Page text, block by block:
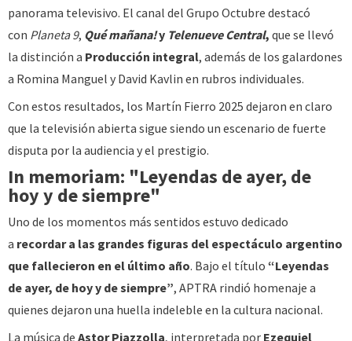
panorama televisivo. El canal del Grupo Octubre destacó
con Planeta 9, Qué mañana!y Telenueve Central, que se llevó
la distinción a Producción integral, además de los galardones
a Romina Manguel y David Kavlin en rubros individuales.
Con estos resultados, los Martín Fierro 2025 dejaron en claro
que la televisión abierta sigue siendo un escenario de fuerte
disputa por la audiencia y el prestigio.
In memoriam: "Leyendas de ayer, de
hoy y de siempre"
Uno de los momentos más sentidos estuvo dedicado
a recordar a las grandes figuras del espectáculo argentino
que fallecieron en el último año. Bajo el título “Leyendas
de ayer, de hoy y de siempre”, APTRA rindió homenaje a
quienes dejaron una huella indeleble en la cultura nacional.
La música de Astor Piazzolla, interpretada por Ezequiel